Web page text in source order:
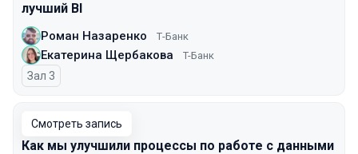
лучший BI
Роман Назаренко Т-Банк
Екатерина Щербакова T-Банк
Зал 3
Смотреть запись
Как мы улучшили процессы по работе с данными